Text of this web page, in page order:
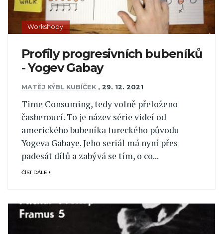
Workshopy
Profily progresivních bubeníků
- Yogev Gabay
MATĚJ KÝBL KUBÍČEK , 29. 12. 2021
Time Consuming, tedy volně přeloženo
časberoucí. To je název série videí od
amerického bubeníka tureckého původu
Yogeva Gabaye. Jeho seriál má nyní přes
padesát dílů a zabývá se tím, o co...
ČÍST DÁLE